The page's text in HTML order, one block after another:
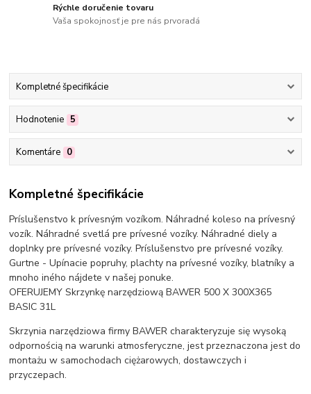
Rýchle doručenie tovaru
Vaša spokojnosť je pre nás prvoradá
Kompletné špecifikácie
Hodnotenie 5
Komentáre 0
Kompletné špecifikácie
Príslušenstvo k prívesným vozíkom. Náhradné koleso na prívesný
vozík. Náhradné svetlá pre prívesné vozíky. Náhradné diely a
doplnky pre prívesné vozíky. Príslušenstvo pre prívesné vozíky.
Gurtne - Upínacie popruhy, plachty na prívesné vozíky, blatníky a
mnoho iného nájdete v našej ponuke.
OFERUJEMY Skrzynkę narzędziową BAWER 500 X 300X365
BASIC 31L
Skrzynia narzędziowa firmy BAWER charakteryzuje się wysoką
odpornością na warunki atmosferyczne, jest przeznaczona jest do
montażu w samochodach ciężarowych, dostawczych i
przyczepach.